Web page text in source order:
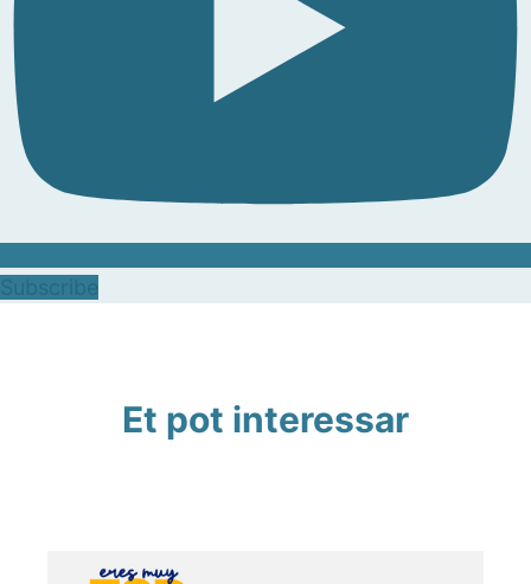
Et pot interessar